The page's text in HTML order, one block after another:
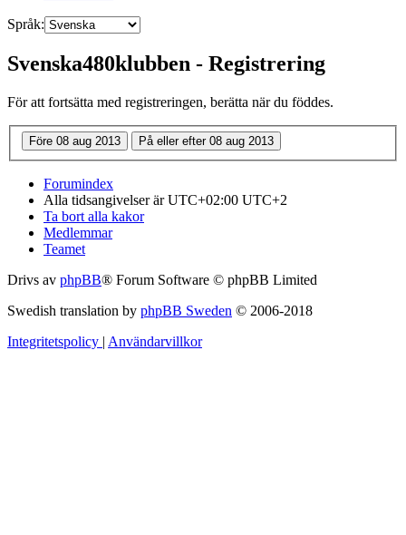
Språk:
Svenska480klubben - Registrering
För att fortsätta med registreringen, berätta när du föddes.
Forumindex
Alla tidsangivelser är UTC+02:00 UTC+2
Ta bort alla kakor
Medlemmar
Teamet
Drivs av phpBB® Forum Software © phpBB Limited
Swedish translation by phpBB Sweden © 2006-2018
Integritetspolicy | Användarvillkor